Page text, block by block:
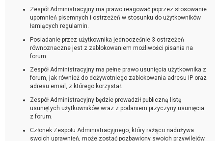
Zespół Administracyjny ma prawo reagować poprzez stosowanie
upomnień pisemnych i ostrzeżeń w stosunku do użytkowników
łamiących regulamin.
Posiadanie przez użytkownika jednocześnie 3 ostrzeżeń
równoznaczne jest z zablokowaniem możliwości pisania na
forum.
Zespół Administracyjny ma pełne prawo usunięcia użytkownika z
forum, jak również do dożywotniego zablokowania adresu IP oraz
adresu email, z którego korzystał.
Zespół Administracyjny będzie prowadził publiczną listę
usuniętych użytkowników wraz z podaniem przyczyny usunięcia
z forum.
Członek Zespołu Administracyjnego, który rażąco nadużywa
swoich uprawnień, może zostać pozbawiony swoich przywilejów